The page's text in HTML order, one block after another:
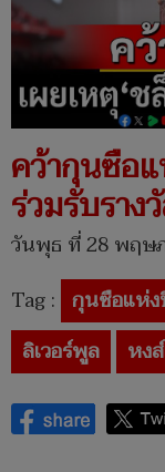
คว้ากุนซือแ
ร่วมรับราง
วันพุธ ที่ 28 พฤษ
Tag : กุนซือแห่
ลิเวอร์พูล
หง